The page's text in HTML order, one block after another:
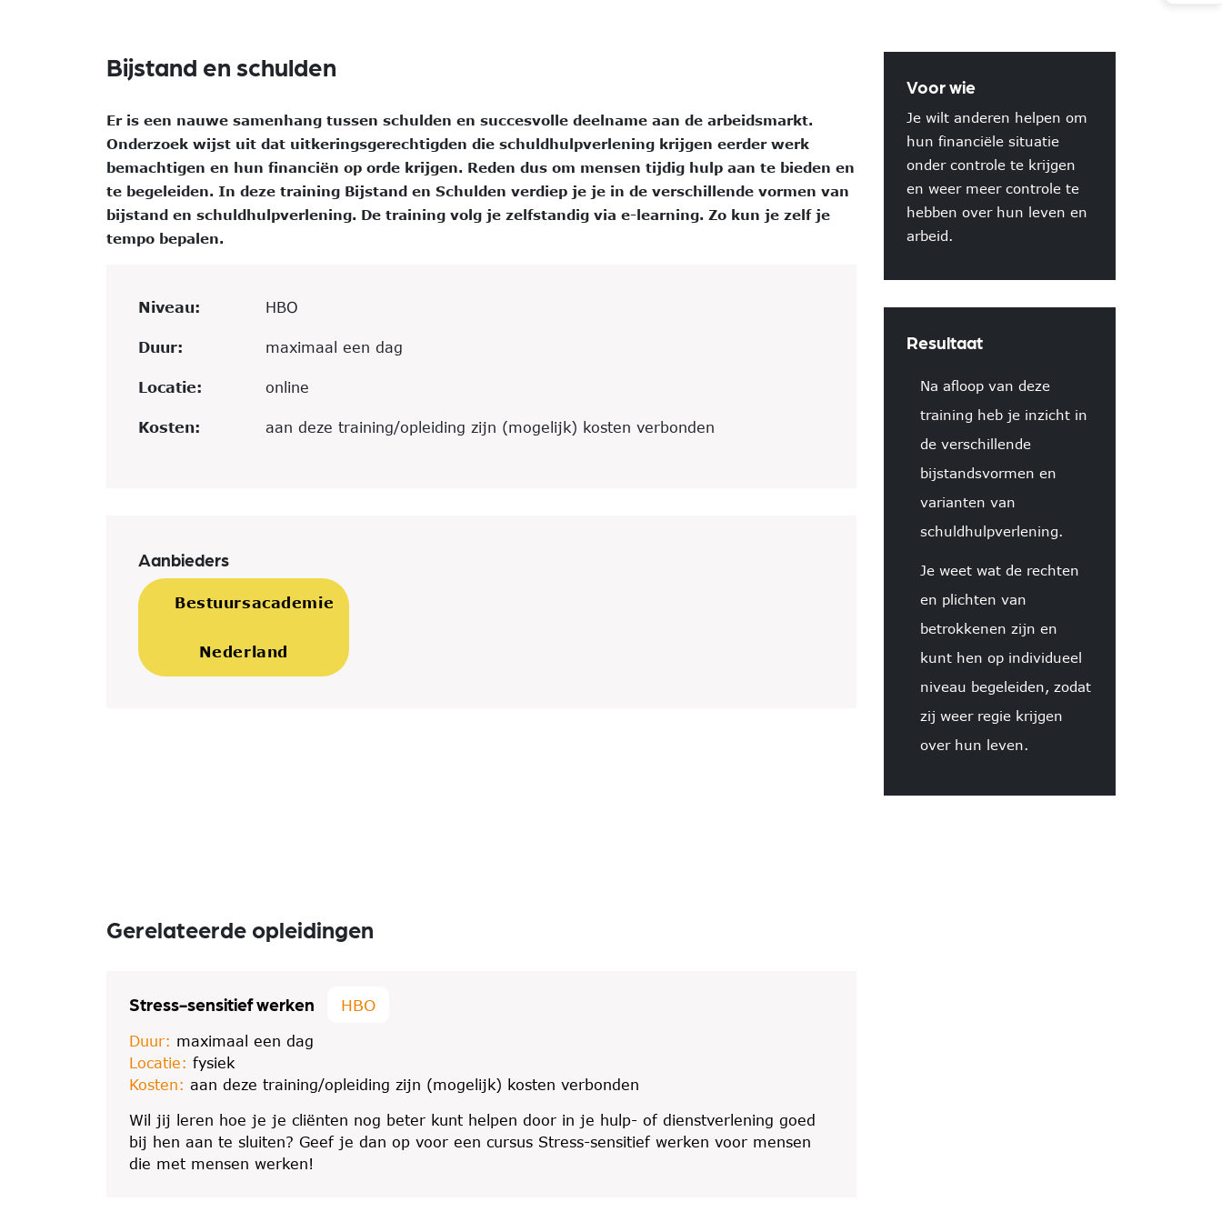
Bijstand en schulden
Er is een nauwe samenhang tussen schulden en succesvolle deelname aan de arbeidsmarkt.
Onderzoek wijst uit dat uitkeringsgerechtigden die schuldhulpverlening krijgen eerder werk
bemachtigen en hun financiën op orde krijgen. Reden dus om mensen tijdig hulp aan te bieden en
te begeleiden. In deze training Bijstand en Schulden verdiep je je in de verschillende vormen van
bijstand en schuldhulpverlening. De training volg je zelfstandig via e-learning. Zo kun je zelf je
tempo bepalen.
Niveau: HBO
Duur: maximaal een dag
Locatie: online
Kosten: aan deze training/opleiding zijn (mogelijk) kosten verbonden
Aanbieders
Bestuursacademie
Nederland
Voor wie
Je wilt anderen helpen om
hun financiële situatie
onder controle te krijgen
en weer meer controle te
hebben over hun leven en
arbeid.
Resultaat
Na afloop van deze
training heb je inzicht in
de verschillende
bijstandsvormen en
varianten van
schuldhulpverlening.
Je weet wat de rechten
en plichten van
betrokkenen zijn en
kunt hen op individueel
niveau begeleiden, zodat
zij weer regie krijgen
over hun leven.
Gerelateerde opleidingen
Stress-sensitief werken HBO
Duur: maximaal een dag
Locatie: fysiek
Kosten: aan deze training/opleiding zijn (mogelijk) kosten verbonden
Wil jij leren hoe je je cliënten nog beter kunt helpen door in je hulp- of dienstverlening goed
bij hen aan te sluiten? Geef je dan op voor een cursus Stress-sensitief werken voor mensen
die met mensen werken!